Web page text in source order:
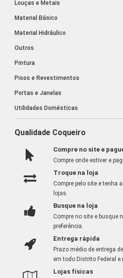
Louças e Metais
Material Básico
Material Hidráulico
Outros
Pintura
Pisos e Revestimentos
Portas e Janelas
Utilidades Domésticas
Qualidade Coqueiro
Compre no site e
Compre onde estiver e
Troque na loja
Compre pelo site e tenha
lojas.
Busque na loja
Compre no site e busque
preferência.
Entrega rápida
Prazo médio de entrega
em todo Distrito Federal e
Lojas físicas